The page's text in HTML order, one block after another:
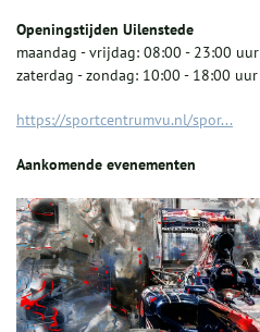
Openingstijden Uilenstede
maandag - vrijdag: 08:00 - 23:00 uur
zaterdag - zondag: 10:00 - 18:00 uur
https://sportcentrumvu.nl/spor...
Aankomende evenementen